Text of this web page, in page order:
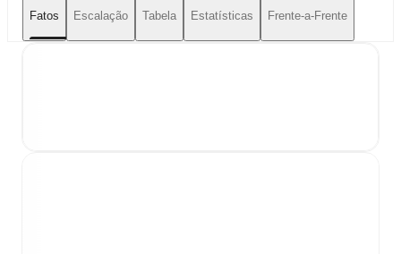
Fatos Escalação Tabela Estatísticas Frente-a-Frente